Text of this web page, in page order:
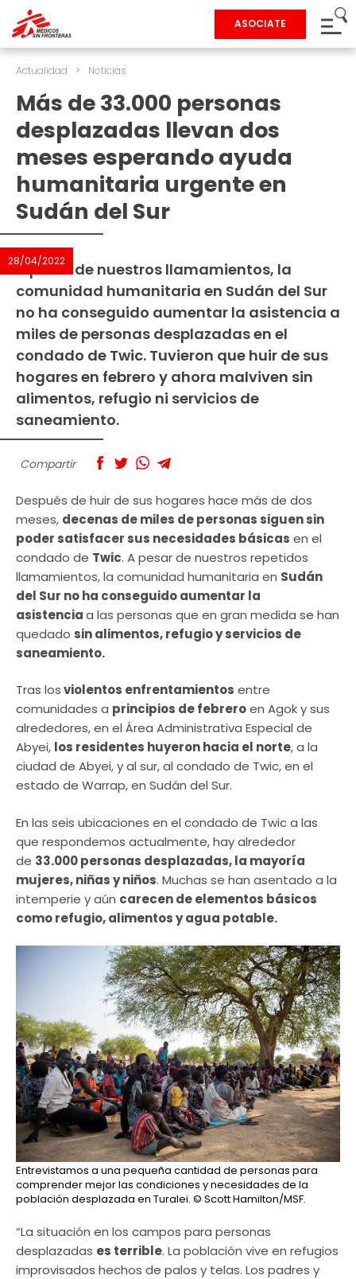
ASOCIATE
Actualidad > Noticias
Más de 33.000 personas
desplazadas llevan dos
meses esperando ayuda
humanitaria urgente en
Sudán del Sur
28/04/2022
A pesar de nuestros llamamientos, la
comunidad humanitaria en Sudán del Sur
no ha conseguido aumentar la asistencia a
miles de personas desplazadas en el
condado de Twic. Tuvieron que huir de sus
hogares en febrero y ahora malviven sin
alimentos, refugio ni servicios de
saneamiento.
Compartir
Después de huir de sus hogares hace más de dos
meses, decenas de miles de personas siguen sin
poder satisfacer sus necesidades básicas en el
condado de Twic. A pesar de nuestros repetidos
llamamientos, la comunidad humanitaria en Sudán
del Sur no ha conseguido aumentar la
asistenciaa las personas que en gran medida se han
quedado sin alimentos, refugio y servicios de
saneamiento.
Tras losviolentos enfrentamientos entre
comunidades a principios de febreroen Agok y sus
alrededores, en el Área Administrativa Especial de
Abyei, los residentes huyeron hacia el norte, a la
ciudad de Abyei, y al sur, al condado de Twic, en el
estado de Warrap, en Sudán del Sur.
En las seis ubicaciones en el condado de Twic a las
que respondemos actualmente, hay alrededor
de 33.000 personas desplazadas, la mayoría
mujeres, niñas y niños. Muchas se han asentado a la
intemperie y aún carecen de elementos básicos
como refugio, alimentos y agua potable.
Entrevistamos a una pequeña cantidad de personas para
comprender mejor las condiciones y necesidades de la
población desplazada en Turalei. © Scott Hamilton/MSF.
“La situación en los campos para personas
desplazadas es terrible. La población vive en refugios
improvisados ​​hechos de palos y telas. Los padres y